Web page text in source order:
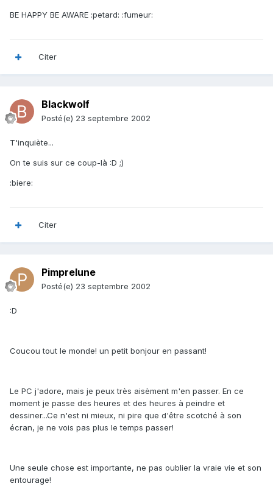
BE HAPPY BE AWARE :petard: :fumeur:
Citer
Blackwolf
Posté(e) 23 septembre 2002
T'inquiète...
On te suis sur ce coup-là :D ;)
:biere:
Citer
Pimprelune
Posté(e) 23 septembre 2002
:D
Coucou tout le monde! un petit bonjour en passant!
Le PC j'adore, mais je peux très aisèment m'en passer. En ce
moment je passe des heures et des heures à peindre et
dessiner...Ce n'est ni mieux, ni pire que d'être scotché à son
écran, je ne vois pas plus le temps passer!
Une seule chose est importante, ne pas oublier la vraie vie et son
entourage!